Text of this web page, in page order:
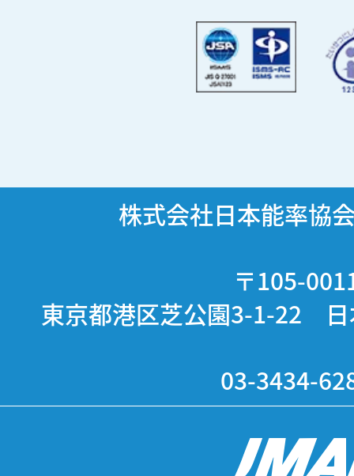
株式会社日本能率協
〒105-
東京都港区芝公園3-1-22 日
03-3434-